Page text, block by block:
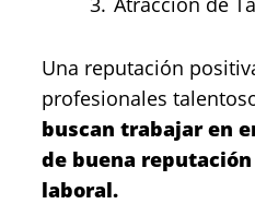
Una reputación
profesionales
buscan trabajar en
de buena
laboral.